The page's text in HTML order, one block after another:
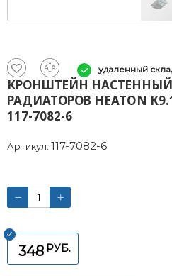
удаленный
КРОНШТЕЙН
РАДИАТОРОВ HEATON
117-7082-6
Артикул: 117-7082-6
348 РУБ.